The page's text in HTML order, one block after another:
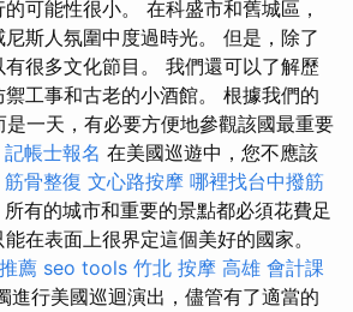
可能性很小。 在科盛市和舊城區，
斯人氛圍中度過時光。 但是，除了
很多文化節目。 我們還可以了解歷
工事和古老的小酒館。 根據我們的
一天，有必要方便地參觀該國最重要
記帳士報名 在美國巡遊中，您不應該
筋骨整復 文心路按摩 哪裡找台中撥筋
所有的城市和重要的景點都必須花費足
在表面上很界定這個美好的國家。
薦 seo tools 竹北 按摩 高雄 會計課
進行美國巡迴演出，儘管有了適當的